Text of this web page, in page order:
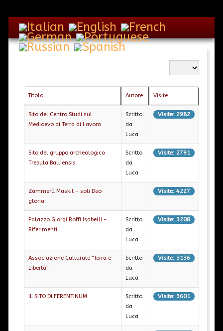
Visualizza n.
Titolo Autore Visite
Sito del Centro Studi sul
Medioevo di Terra di Lavoro
Scritto
da
Luca
Visite: 2982
Sito del gruppo archeologico
Trebula Balliensis
Scritto
da
Luca
Visite: 2791
Zammerù Maskil - soli Deo
gloria
Visite: 4227
Palazzo Giorgi Roffi Isabelli -
Riferimenti
Scritto
da
Luca
Visite: 3208
Associazione Culturale "Terra e
Libertà"
Scritto
da
Luca
Visite: 3136
IL SITO DI FERENTINUM
Scritto
da
Luca
Visite: 3601